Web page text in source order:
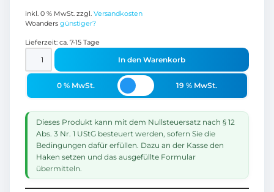
inkl. 0 % MwSt. zzgl. Versandkosten
Woanders günstiger?
Lieferzeit: ca. 7-15 Tage
In den Warenkorb
0 % MwSt. 19 % MwSt.
Dieses Produkt kann mit dem Nullsteuersatz nach § 12
Abs. 3 Nr. 1 UStG besteuert werden, sofern Sie die
Bedingungen dafür erfüllen. Dazu an der Kasse den
Haken setzen und das ausgefüllte Formular
übermitteln.